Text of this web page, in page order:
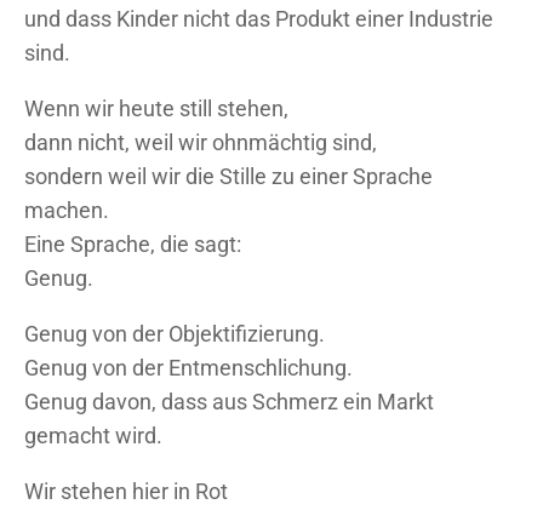
und dass Kinder nicht das Produkt einer Industrie
sind.
Wenn wir heute still stehen,
dann nicht, weil wir ohnmächtig sind,
sondern weil wir die Stille zu einer Sprache
machen.
Eine Sprache, die sagt:
Genug.
Genug von der Objektifizierung.
Genug von der Entmenschlichung.
Genug davon, dass aus Schmerz ein Markt
gemacht wird.
Wir stehen hier in Rot